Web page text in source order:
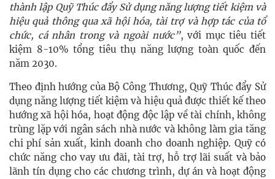
thành lập Quỹ Thúc đẩy Sử dụng năng lượng tiết kiệm và
hiệu quả thông qua xã hội hóa, tài trợ và hợp tác của tổ
chức, cá nhân trong và ngoài nước”, với mục tiêu tiết
kiệm 8-10% tổng tiêu thụ năng lượng toàn quốc đến
năm 2030.
Theo định hướng của Bộ Công Thương, Quỹ Thúc đẩy Sử
dụng năng lượng tiết kiệm và hiệu quả được thiết kế theo
hướng xã hội hóa, hoạt động độc lập về tài chính, không
trùng lặp với ngân sách nhà nước và không làm gia tăng
chi phí sản xuất, kinh doanh cho doanh nghiệp. Quỹ có
chức năng cho vay ưu đãi, tài trợ, hỗ trợ lãi suất và bảo
lãnh tín dụng cho các chương trình, dự án và hoạt động